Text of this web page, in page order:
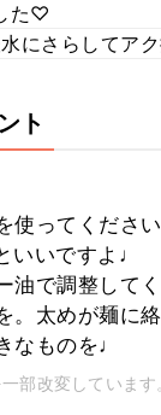
た♡
にさらしてア
ト
ってくださ
いいですよ♩
油で調整して
。太めが麺に
なものを♩
部改変しています